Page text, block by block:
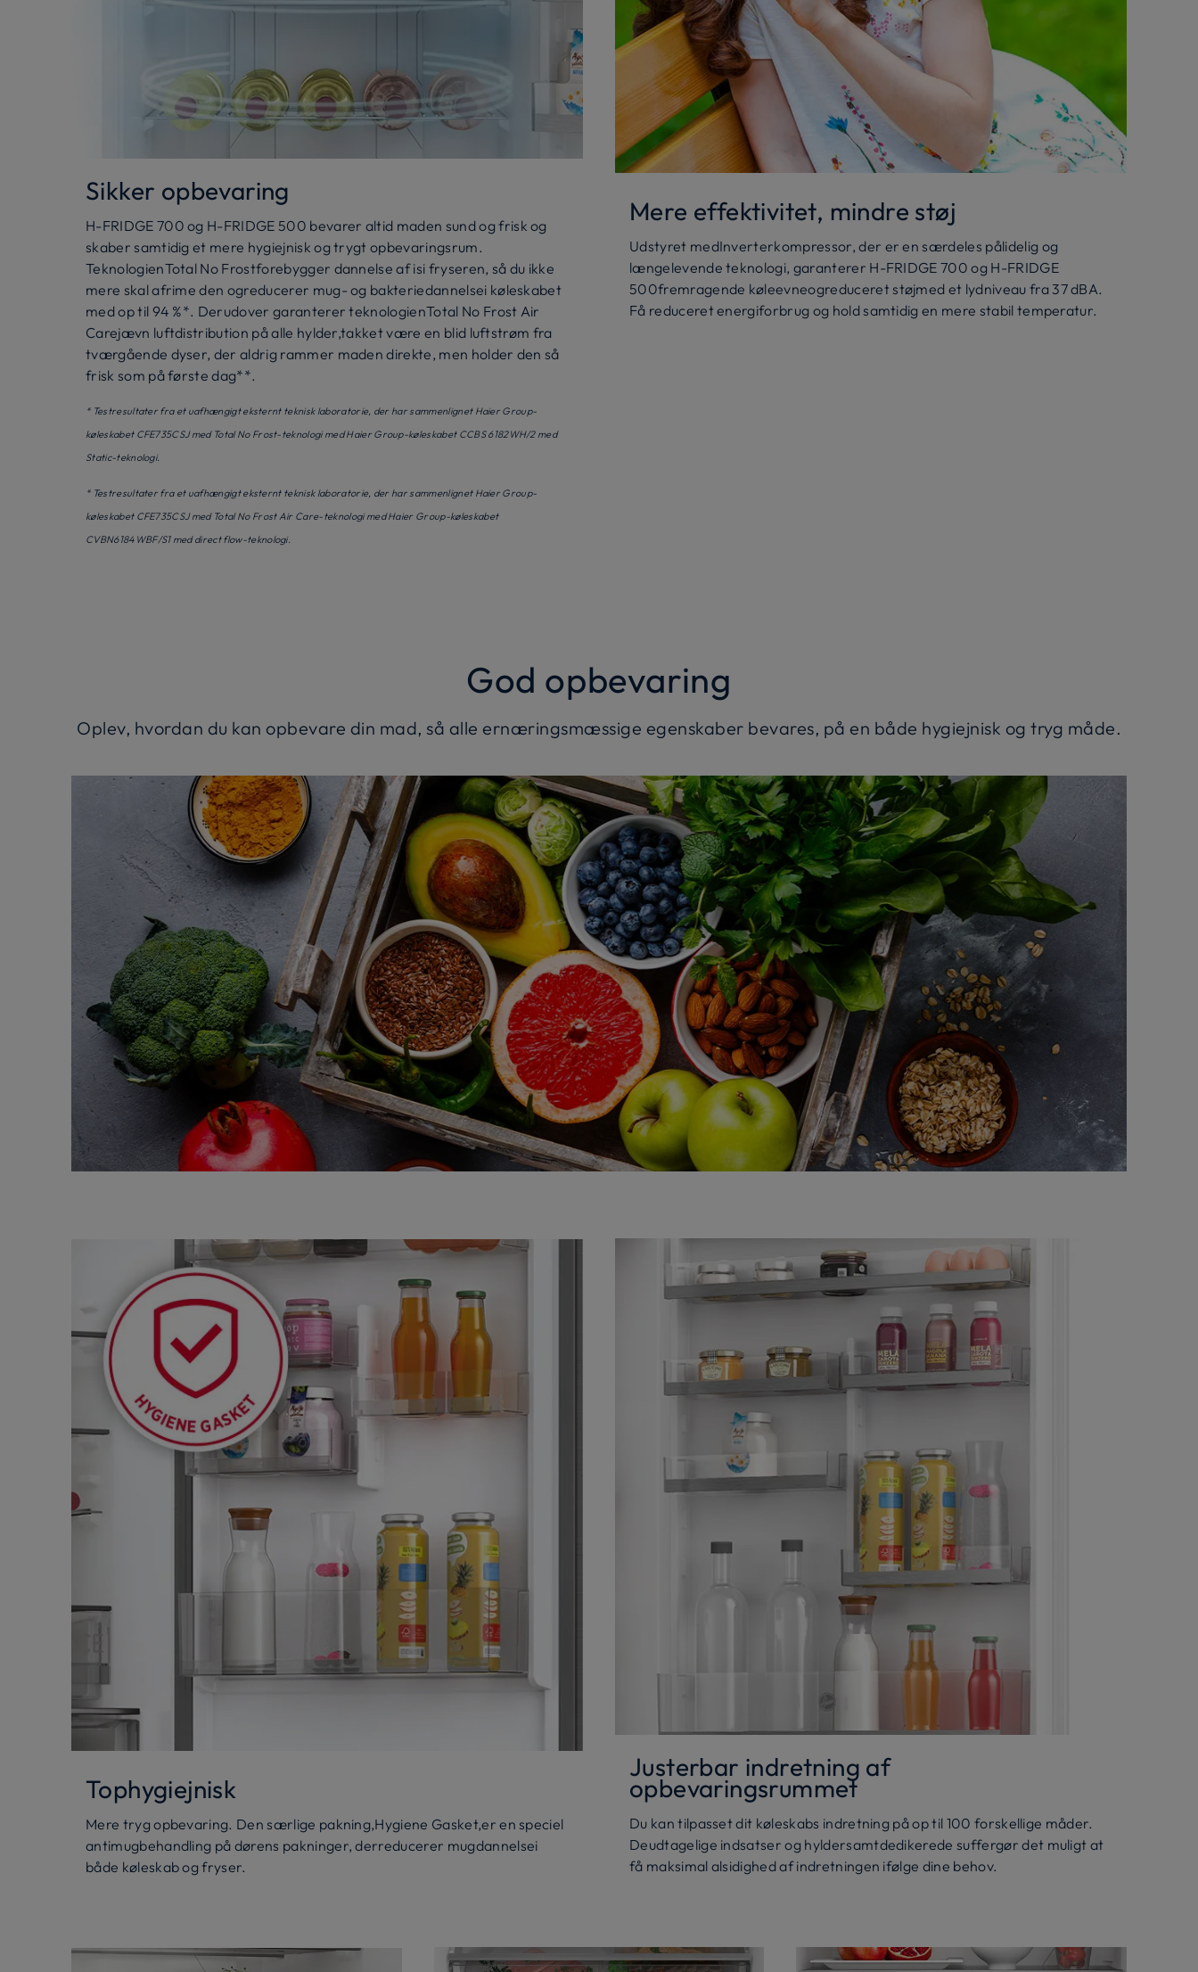
Sikker opbevaring
H-FRIDGE 700 og H-FRIDGE 500 bevarer altid maden sund og frisk og
skaber samtidig et mere hygiejnisk og trygt opbevaringsrum.
TeknologienTotal No Frostforebygger dannelse af isi fryseren, så du ikke
mere skal afrime den ogreducerer mug- og bakteriedannelsei køleskabet
med op til 94 %*. Derudover garanterer teknologienTotal No Frost Air
Carejævn luftdistribution på alle hylder,takket være en blid luftstrøm fra
tværgående dyser, der aldrig rammer maden direkte, men holder den så
frisk som på første dag**.
* Testresultater fra et uafhængigt eksternt teknisk laboratorie, der har sammenlignet Haier Group-
køleskabet CFE735CSJ med Total No Frost-teknologi med Haier Group-køleskabet CCBS 6182WH/2 med
Static-teknologi.
* Testresultater fra et uafhængigt eksternt teknisk laboratorie, der har sammenlignet Haier Group-
køleskabet CFE735CSJ med Total No Frost Air Care-teknologi med Haier Group-køleskabet
CVBN6184WBF/S1 med direct flow-teknologi.
Mere effektivitet, mindre støj
Udstyret medInverterkompressor, der er en særdeles pålidelig og
længelevende teknologi, garanterer H-FRIDGE 700 og H-FRIDGE
500fremragende køleevneogreduceret støjmed et lydniveau fra 37 dBA.
Få reduceret energiforbrug og hold samtidig en mere stabil temperatur.
God opbevaring
Oplev, hvordan du kan opbevare din mad, så alle ernæringsmæssige egenskaber bevares, på en både hygiejnisk og tryg måde.
Tophygiejnisk
Mere tryg opbevaring. Den særlige pakning,Hygiene Gasket,er en speciel
antimugbehandling på dørens pakninger, derreducerer mugdannelsei
både køleskab og fryser.
Justerbar indretning af
opbevaringsrummet
Du kan tilpasset dit køleskabs indretning på op til 100 forskellige måder.
Deudtagelige indsatser og hyldersamtdedikerede suffergør det muligt at
få maksimal alsidighed af indretningen ifølge dine behov.